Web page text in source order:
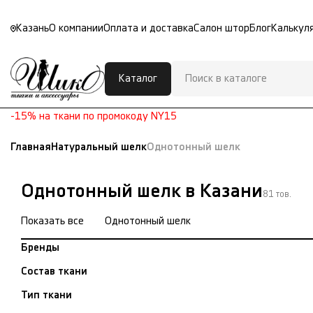
КазаньО компанииОплата и доставкаСалон штор Блог
Каталог
-15% на ткани по промокоду NY15
Главная Натуральный шелкОднотонный шелк
Однотонный шелк в Казани 81 тов.
Показать все Однотонный шелк
Бренды
Состав ткани
Тип ткани